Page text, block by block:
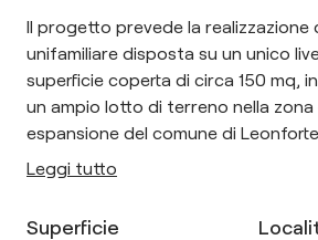
Il progetto prevede la realizzazione
unifamiliare disposta su un unico
superficie coperta di circa 150 mq,
un ampio lotto di terreno nella zona
espansione del comune di
Leggi tutto
Superficie